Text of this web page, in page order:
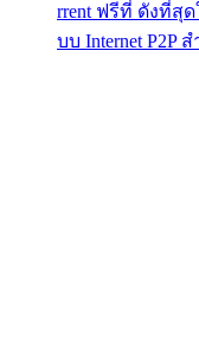
rrent ฟรีที่ ดังที่สุ
บบ Internet P2P